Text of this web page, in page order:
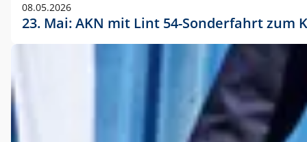
08.05.2026
23. Mai: AKN mit Lint 54-Sonderfahrt